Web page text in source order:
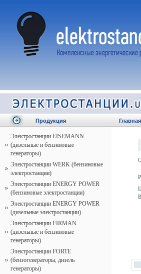
Продукция
Электростанции EISEMANN
(дизельные и бензиновые
генераторы)
Электростанции WERK (бензиновые
электростанции)
Электростанции ENERGY POWER
(бензиновые электростанции)
Электростанции ENERGY POWER
(дизельные электростанции)
Электростанции FIRMAN
(дизельные и бензиновые
генераторы)
Электростанции FORTE
(бензогенераторы, дизель
генераторы)
Главная